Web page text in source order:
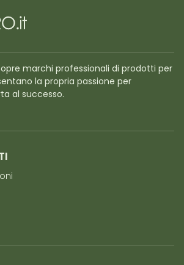
marchi professionali di prodotti per
la propria passione per
al successo.